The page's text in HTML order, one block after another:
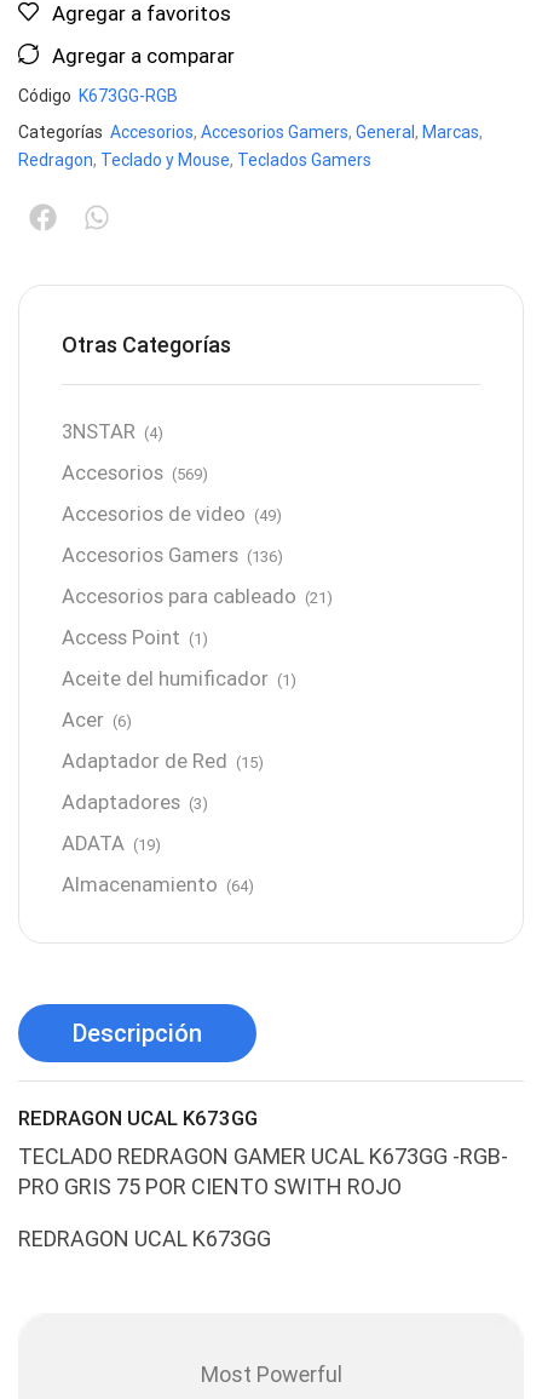
Agregar a favoritos
Agregar a comparar
Código K673GG-RGB
Categorías Accesorios, Accesorios Gamers, General , Marcas,
Redragon, Teclado y Mouse, Teclados Gamers
Otras Categorías
3NSTAR (4)
Accesorios (569)
Accesorios de video (49)
Accesorios Gamers (136)
Accesorios para cableado (21)
Access Point (1)
Aceite del humificador (1)
Acer (6)
Adaptador de Red (15)
Adaptadores (3)
ADATA (19)
Almacenamiento (64)
Antivirus (1)
Aro de luz
Audífonos
Descripción
REDRAGON UCAL K673GG
TECLADO REDRAGON GAMER UCAL K673GG -RGB-
PRO GRIS 75 POR CIENTO SWITH ROJO
REDRAGON UCAL K673GG
Most Powerful